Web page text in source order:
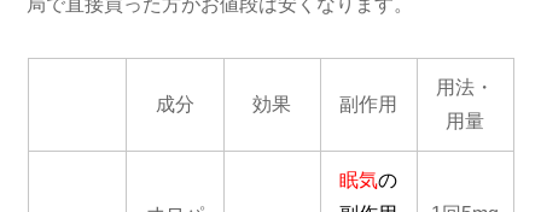
と感じられる方が多いようです。